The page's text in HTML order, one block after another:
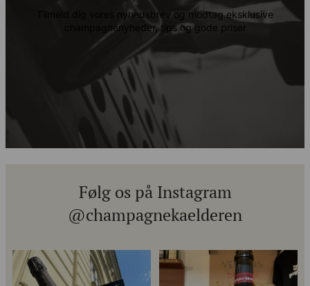
Tilmeld dig vores nyhedsbrev og modtag eksklusive
champagnenyheder, tips og gode priser
Følg os på Instagram
@champagnekaelderen
Kun 8 billetter tilbage til vores
fredagssmagning...
Mød Gaspard Brochet 333.F Brut
Nature: den du skal